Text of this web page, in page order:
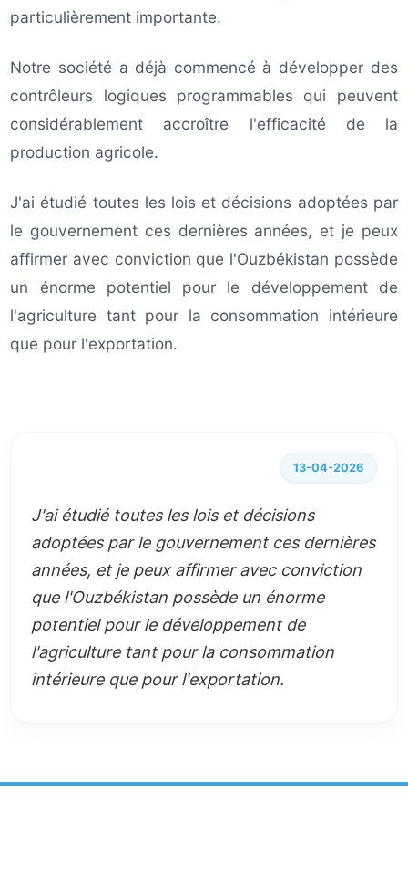
particulièrement importante.
Notre société a déjà commencé à développer des
contrôleurs logiques programmables qui peuvent
considérablement accroître l'efficacité de la
production agricole.
J'ai étudié toutes les lois et décisions adoptées par
le gouvernement ces dernières années, et je peux
affirmer avec conviction que l'Ouzbékistan possède
un énorme potentiel pour le développement de
l'agriculture tant pour la consommation intérieure
que pour l'exportation.
13-04-2026
J'ai étudié toutes les lois et décisions
adoptées par le gouvernement ces dernières
années, et je peux affirmer avec conviction
que l'Ouzbékistan possède un énorme
potentiel pour le développement de
l'agriculture tant pour la consommation
intérieure que pour l'exportation.